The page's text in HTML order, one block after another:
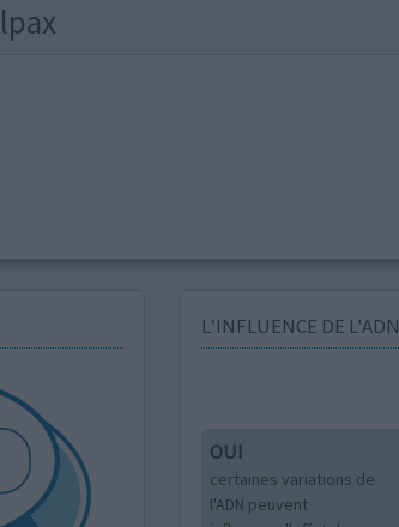
L’INFLUENCE DE L'ADN
OUI
certaines variations de
l'ADN peuvent